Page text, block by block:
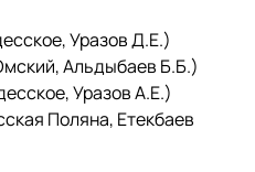
Уразов Д.Е.)
Альдыбаев Б.Б.)
Уразов А.Е.)
Поляна, Етекбаев